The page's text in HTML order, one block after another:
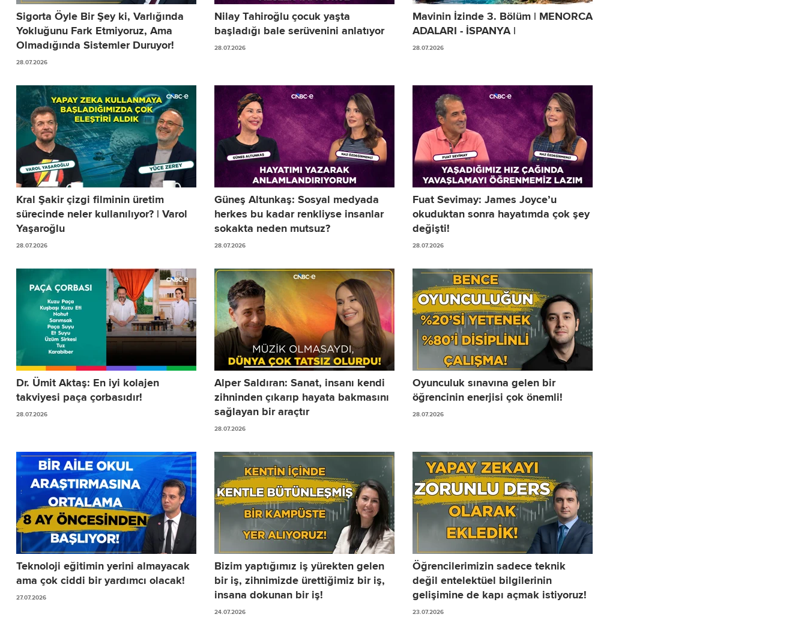
Sigorta Öyle Bir Şey ki, Varlığında
Yokluğunu Fark Etmiyoruz, Ama
Olmadığında Sistemler Duruyor!
28.07.2026
Nilay Tahiroğlu çocuk yaşta
başladığı bale serüvenini anlatıyor
28.07.2026
Mavinin İzinde 3. Bölüm | MENORCA
ADALARI - İSPANYA |
28.07.2026
Kral Şakir çizgi filminin üretim
sürecinde neler kullanılıyor? | Varol
Yaşaroğlu
28.07.2026
Güneş Altunkaş: Sosyal medyada
herkes bu kadar renkliyse insanlar
sokakta neden mutsuz?
28.07.2026
Fuat Sevimay: James Joyce’u
okuduktan sonra hayatımda çok şey
değişti!
28.07.2026
Dr. Ümit Aktaş: En iyi kolajen
takviyesi paça çorbasıdır!
28.07.2026
Alper Saldıran: Sanat, insanı kendi
zihninden çıkarıp hayata bakmasını
sağlayan bir araçtır
28.07.2026
Oyunculuk sınavına gelen bir
öğrencinin enerjisi çok önemli!
28.07.2026
Teknoloji eğitimin yerini almayacak
ama çok ciddi bir yardımcı olacak!
27.07.2026
Bizim yaptığımız iş yürekten gelen
bir iş, zihnimizde ürettiğimiz bir iş,
insana dokunan bir iş!
24.07.2026
Öğrencilerimizin sadece teknik
değil entelektüel bilgilerinin
gelişimine de kapı açmak istiyoruz!
23.07.2026